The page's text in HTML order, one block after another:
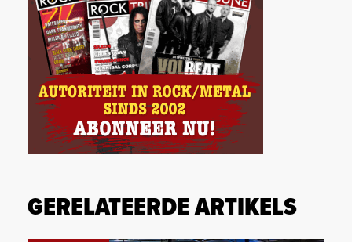
GERELATEERDE ARTIKELS